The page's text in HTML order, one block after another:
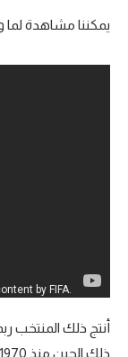
يمكننا مشاهدة لما
أنتج ذلك المنتخب